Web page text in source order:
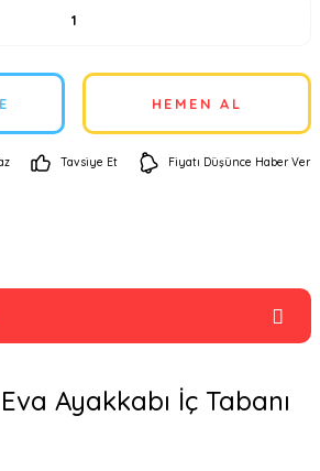
HEMEN AL
Tavsiye Et Fiyatı Düşünce Haber Ver
Ayakkabı İç Tabanı